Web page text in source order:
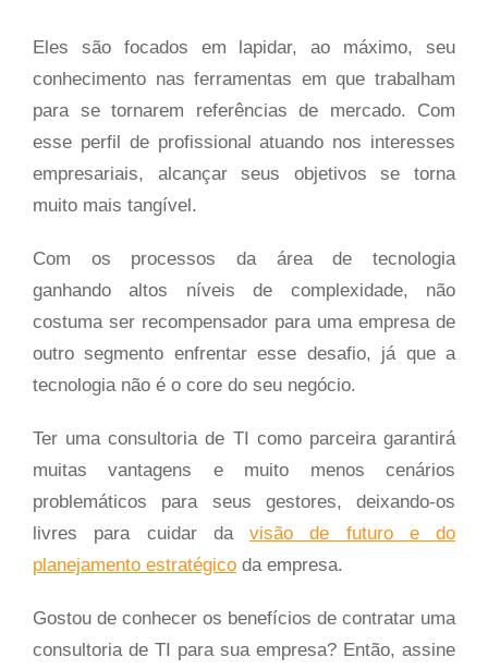
Eles são focados em lapidar, ao máximo, seu
conhecimento nas ferramentas em que trabalham
para se tornarem referências de mercado. Com
esse perfil de profissional atuando nos interesses
empresariais, alcançar seus objetivos se torna
muito mais tangível.
Com os processos da área de tecnologia
ganhando altos níveis de complexidade, não
costuma ser recompensador para uma empresa de
outro segmento enfrentar esse desafio, já que a
tecnologia não é o core do seu negócio.
Ter uma consultoria de TI como parceira garantirá
muitas vantagens e muito menos cenários
problemáticos para seus gestores, deixando-os
livres para cuidar da visão de futuro e do
planejamento estratégico da empresa.
Gostou de conhecer os benefícios de contratar uma
consultoria de TI para sua empresa? Então, assine